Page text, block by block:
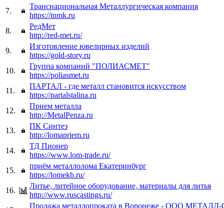
7.
Транснациональная Металлургическая компания
https://tnmk.ru
8.
РедМет
http://red-met.ru/
9.
Изготовление ювелирных изделий
https://gold-story.ru
10.
Группа компаний "ПОЛИАСМЕТ"
https://poliasmet.ru
11.
ПАРТАЛ - где металл становится искусством
https://partalstalina.ru
12.
Прием металла
http://MetalPenza.ru
13.
ПК Синтез
http://lomapriem.ru
14.
ТД Пионер
https://www.lom-trade.ru/
15.
приём металлолома Екатеринбург
https://lomekb.ru/
16.
Литье, литейное оборудование, материалы для литья
http://www.ruscastings.ru/
Продажа металлопроката в Воронеже - ООО